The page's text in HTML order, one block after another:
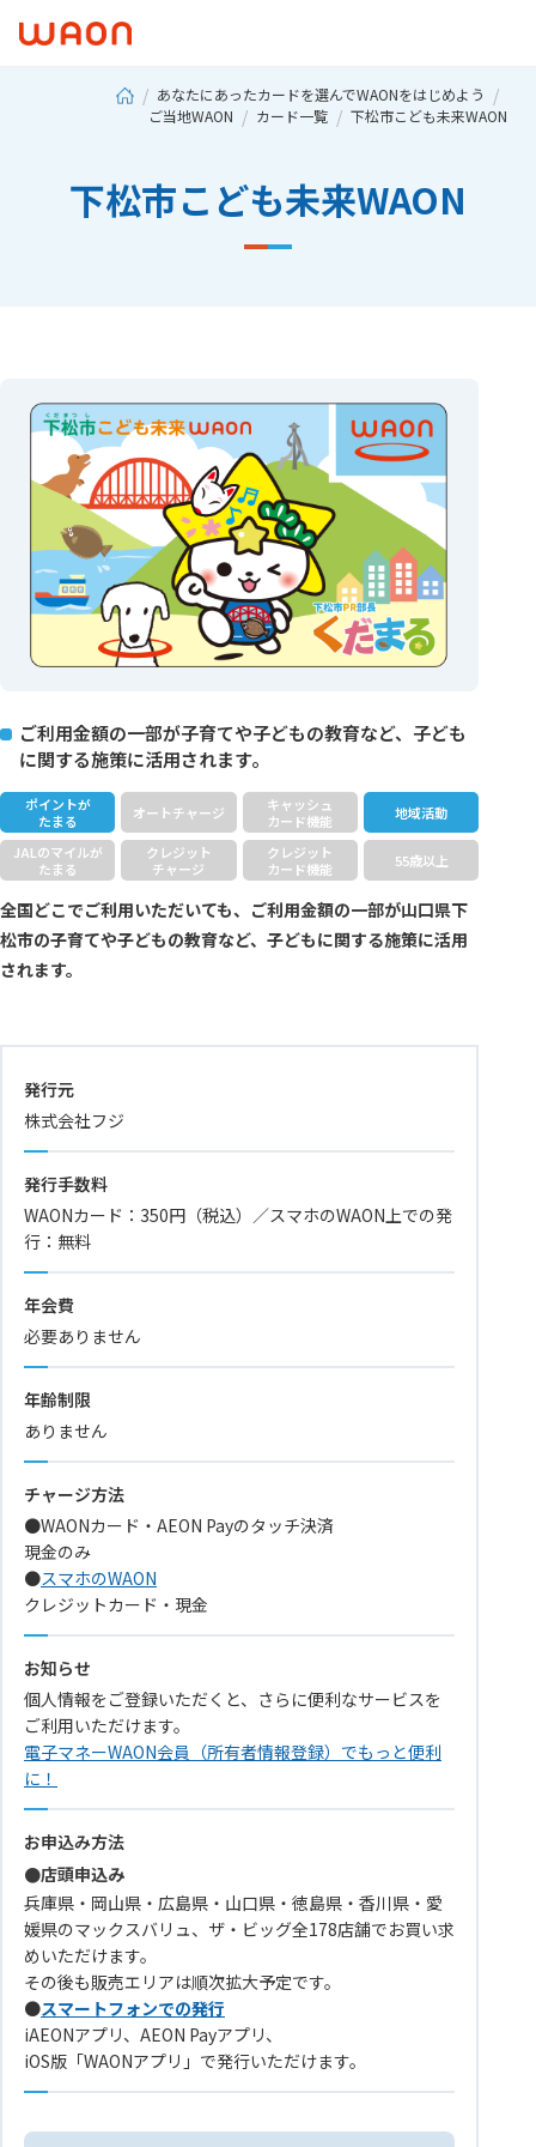
あなたにあったカードを選んでWAONをはじめよう
ご当地WAON
カード一覧 下松市こども未来WAON
下松市こども未来WAON
ご利用金額の一部が子育てや子どもの教育など、子ども
に関する施策に活用されます。
ポイントが
たまる
オートチャージ
キャッシュ
カード機能
地域活動
JALのマイルが
たまる
クレジット
チャージ
クレジット
カード機能
55歳以上
全国どこでご利用いただいても、ご利用金額の一部が山口県下
松市の子育てや子どもの教育など、子どもに関する施策に活用
されます。
発行元
株式会社フジ
発行手数料
WAONカード：350円（税込）／スマホのWAON上での発
行：無料
年会費
必要ありません
年齢制限
ありません
チャージ方法
●WAONカード・AEON Payのタッチ決済
現金のみ
●スマホのWAON
クレジットカード・現金
お知らせ
個人情報をご登録いただくと、さらに便利なサービスを
ご利用いただけます。
電子マネーWAON会員（所有者情報登録）でもっと便利
に！
お申込み方法
●店頭申込み
兵庫県・岡山県・広島県・山口県・徳島県・香川県・愛
媛県のマックスバリュ、ザ・ビッグ全178店舗でお買い求
めいただけます。
その後も販売エリアは順次拡大予定です。
●スマートフォンでの発行
iAEONアプリ、AEON Payアプリ、
iOS版「WAONアプリ」で発行いただけます。